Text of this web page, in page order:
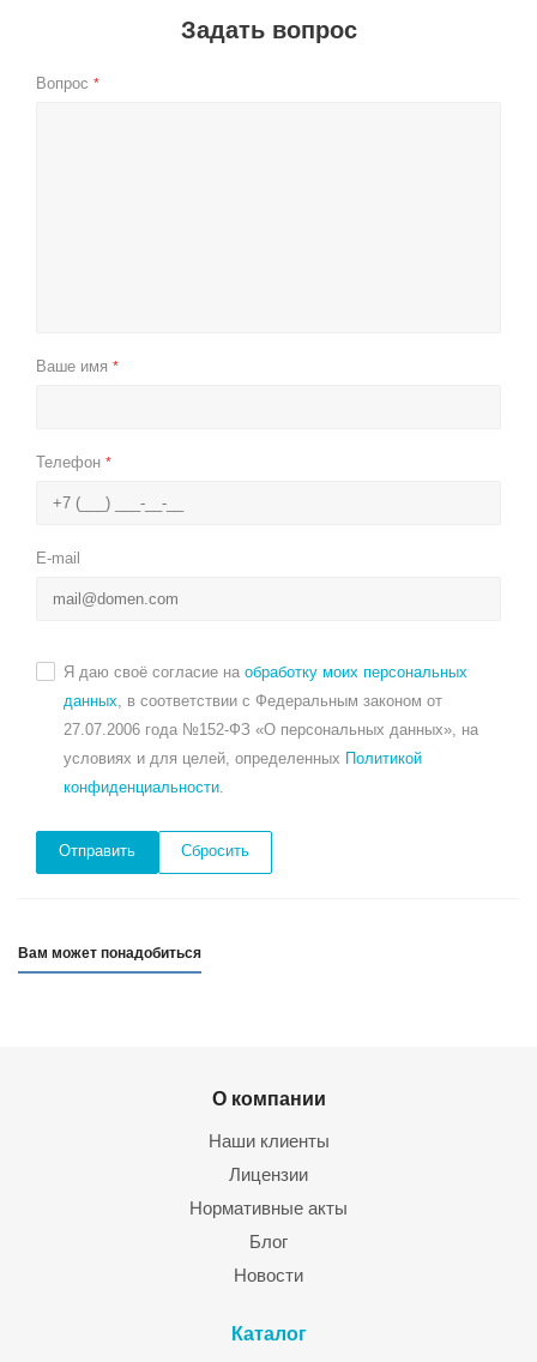
Задать вопрос
Вопрос *
Ваше имя *
Телефон *
E-mail
Я даю своё согласие на обработку моих персональных
данных, в соответствии с Федеральным законом от
27.07.2006 года №152-ФЗ «О персональных данных», на
условиях и для целей, определенных Политикой
конфиденциальности.
Сбросить
Вам может понадобиться
О компании
Наши клиенты
Лицензии
Нормативные акты
Блог
Новости
Каталог